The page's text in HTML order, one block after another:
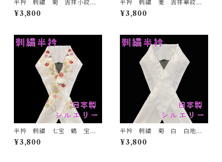
半衿 刺繍 菊 吉祥小紋
金 白地 シルエリー 新合
繊 日本製 刺繍衿 和装小
¥3,800
半衿 刺繍 菱 吉祥華紋
白地 シルエリー 新合繊
日本製 刺繍衿 和装小物
¥3,800
半衿 刺繍 七宝 鶴 宝尽
くし 白地 シルエリー 新
合繊 日本製 刺繍衿 和装
¥3,800
半衿 刺繍 菊 白 白地
シルエリー 新合繊 日本
製 刺繍衿 和装小物 着
¥3,800